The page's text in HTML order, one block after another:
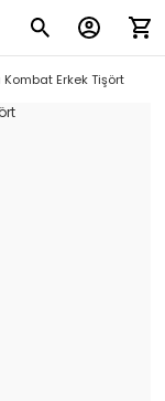
Kombat Erkek Tişört